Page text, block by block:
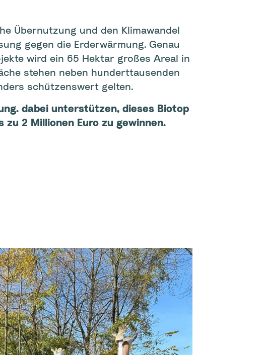
Übernutzung und den Klimawandel
gegen die Erderwärmung. Genau
wird ein 65 Hektar großes Areal in
stehen neben hunderttausenden
schützenswert gelten.
dabei unterstützen, dieses Biotop
2 Millionen Euro zu gewinnen.